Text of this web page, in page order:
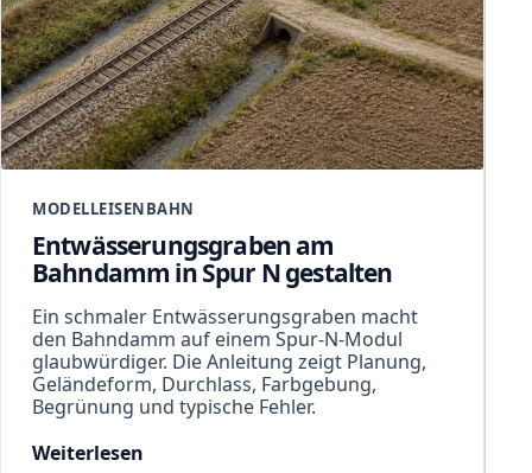
MODELLEISENBAHN
Entwässerungsgraben am
Bahndamm in Spur N gestalten
Ein schmaler Entwässerungsgraben macht
den Bahndamm auf einem Spur-N-Modul
glaubwürdiger. Die Anleitung zeigt Planung,
Geländeform, Durchlass, Farbgebung,
Begrünung und typische Fehler.
Weiterlesen